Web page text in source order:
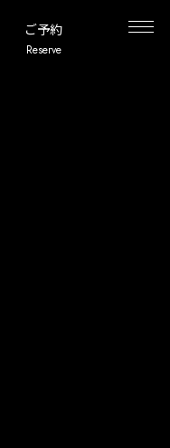
ご予約
Reserve